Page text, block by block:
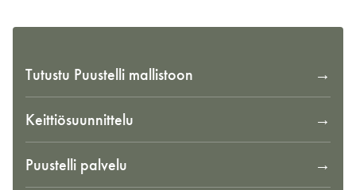
Tutustu Puustelli mallistoon
Keittiösuunnittelu
Puustelli palvelu